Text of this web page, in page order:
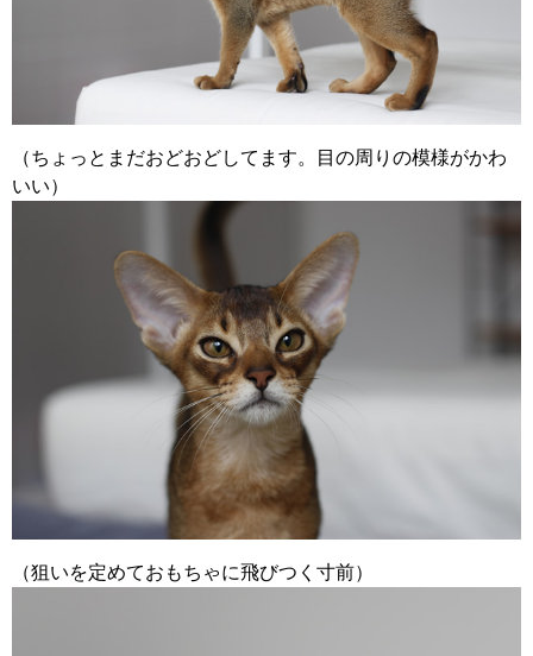
（ちょっとまだおどおどしてます。目の周りの模様がかわ
いい）
（狙いを定めておもちゃに飛びつく寸前）